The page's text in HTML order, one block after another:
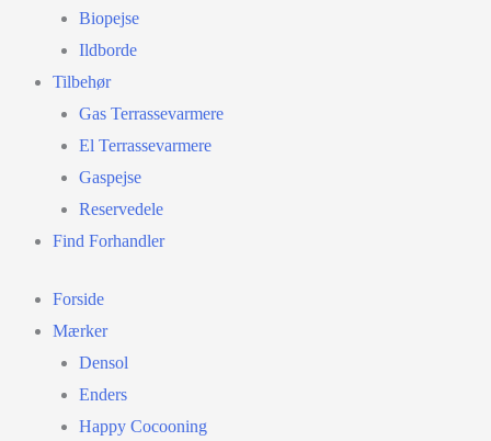
Biopejse
Ildborde
Tilbehør
Gas Terrassevarmere
El Terrassevarmere
Gaspejse
Reservedele
Find Forhandler
Forside
Mærker
Densol
Enders
Happy Cocooning